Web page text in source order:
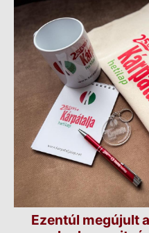
Ezentúl megújult